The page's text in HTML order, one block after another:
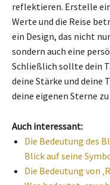
reflektieren. Erstelle
Werte und die Reise
ein Design, das nicht
sondern auch eine
Schließlich sollte dein
deine Stärke und deine
deine eigenen Sterne
Auch interessant:
Die Bedeutung des
Blick auf seine
Die Bedeutung von